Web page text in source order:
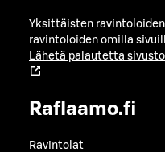
Yksittäisten
ravintoloiden omilla
Lähetä palautetta
Raflaamo.fi
Ravintolat